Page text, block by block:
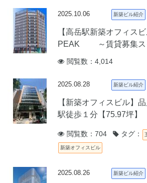
2025.10.06 新築ビル紹介
【高岳駅新築オフィス
PEAK ～賃貸募集ス
閲覧数：4,014
2025.08.28 新築ビル紹介
【新築オフィスビル】
駅徒歩１分【75.97坪】
閲覧数：704 タグ：
新築オフィスビル
2025.08.26 新築ビル紹介